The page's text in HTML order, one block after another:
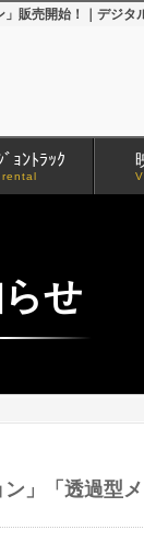
販売開始！｜デジ
ｮﾝﾄﾗｯｸ
rental
せ
」「透過型